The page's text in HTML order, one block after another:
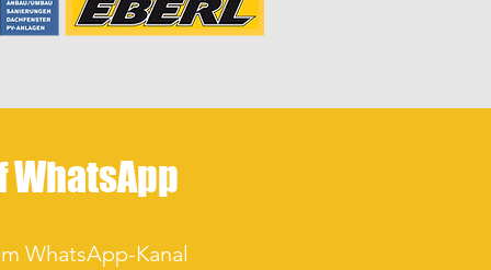
WhatsApp
WhatsApp-Kanal